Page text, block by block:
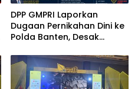
DPP GMPRI Laporkan
Dugaan Pernikahan Dini ke
Polda Banten, Desak
Perlindungan Anak